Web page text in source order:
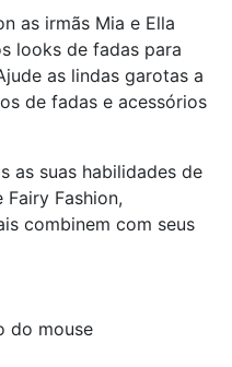
as irmãs Mia e Ella
looks de fadas para
as lindas garotas a
de fadas e acessórios
as suas habilidades de
Fashion,
combinem com seus
do mouse